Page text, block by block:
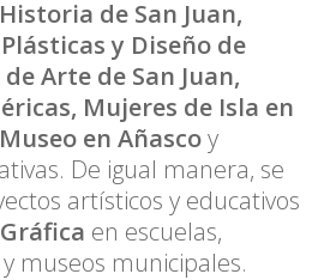
de San Juan,
y Diseño de
Arte de San Juan,
Mujeres de Isla en
en Añascoy
De igual manera, se
artísticos y educativos
en escuelas,
museos municipales.